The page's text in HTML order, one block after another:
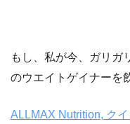
もし、私が今、ガリガ
のウエイトゲイナーを
ALLMAX Nutrition, クイ